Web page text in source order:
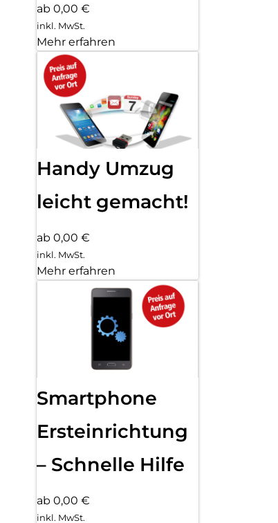
ab 0,00 €
inkl. MwSt.
Mehr erfahren
Handy Umzug
leicht gemacht!
ab 0,00 €
inkl. MwSt.
Mehr erfahren
Smartphone
Ersteinrichtung
– Schnelle Hilfe
ab 0,00 €
inkl. MwSt.